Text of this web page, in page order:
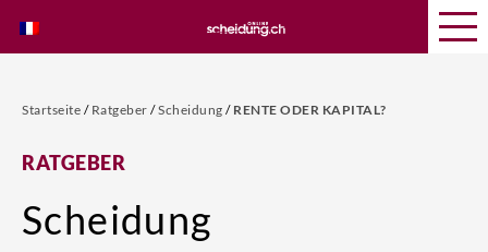
Startseite / Ratgeber /Scheidung / RENTE ODER KAPITAL?
RATGEBER
Scheidung